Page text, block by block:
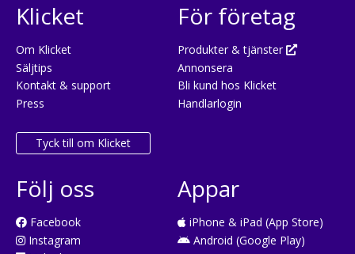
Klicket
Om Klicket
Säljtips
Kontakt & support
Press
Tyck till om Klicket
För företag
Produkter & tjänster
Annonsera
Bli kund hos Klicket
Handlarlogin
Följ oss
Facebook
Instagram
Appar
iPhone & iPad (App Store)
Android (Google Play)